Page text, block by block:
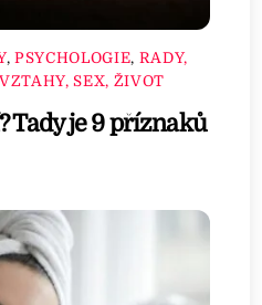
, PSYCHOLOGIE, RADY,
VZTAHY, SEX, ŽIVOT
Tady je 9 příznaků